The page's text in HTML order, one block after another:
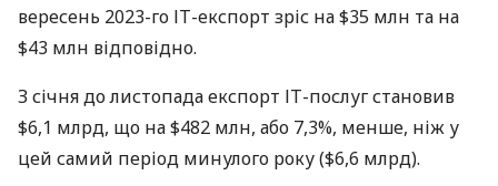
вересень 2023-го ІТ-експорт зріс на $35 млн та на
$43 млн відповідно.
З січня до листопада експорт ІТ-послуг становив
$6,1 млрд, що на $482 млн, або 7,3%, менше, ніж у
цей самий період минулого року ($6,6 млрд).